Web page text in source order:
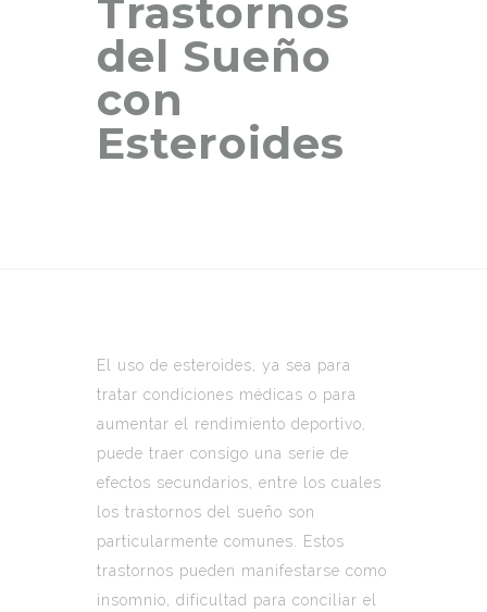
Trastornos
del Sueño
con
Esteroides
El uso de esteroides, ya sea para
tratar condiciones médicas o para
aumentar el rendimiento deportivo,
puede traer consigo una serie de
efectos secundarios, entre los cuales
los trastornos del sueño son
particularmente comunes. Estos
trastornos pueden manifestarse como
insomnio, dificultad para conciliar el